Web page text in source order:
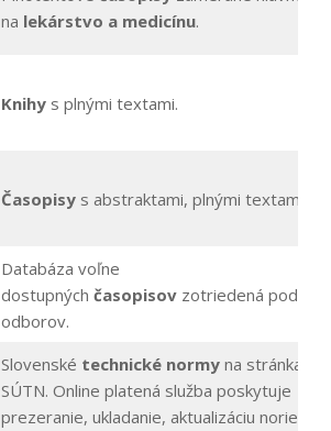
na lekárstvo a medicínu.
Knihys plnými textami.
Časopisys abstraktami, plnými textami.
Databáza voľne
dostupných časopisovzotriedená podľa
odborov.
Slovenské technické normyna stránkach
SÚTN. Online platená služba poskytuje
prezeranie, ukladanie, aktualizáciu noriem a